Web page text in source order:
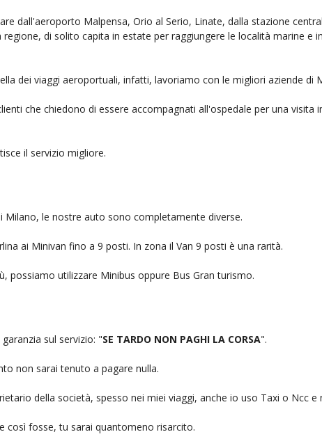
dall'aeroporto Malpensa, Orio al Serio, Linate, dalla stazione
di solito capita in estate per raggiungere le località marine e
dei viaggi aeroportuali, infatti, lavoriamo con le migliori aziende di
che chiedono di essere accompagnati all'ospedale per una visita
il servizio migliore.
Milano, le nostre auto sono completamente diverse.
ai Minivan fino a 9 posti. In zona il Van 9 posti è una rarità.
possiamo utilizzare Minibus oppure Bus Gran turismo.
sul servizio: "SE TARDO NON PAGHI LA CORSA".
non sarai tenuto a pagare nulla.
della società, spesso nei miei viaggi, anche io uso Taxi o Ncc
così fosse, tu sarai quantomeno risarcito.